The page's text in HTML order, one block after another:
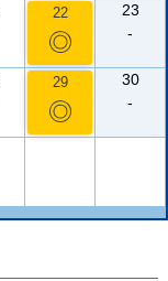
22
◎
23
-
29
◎
30
-